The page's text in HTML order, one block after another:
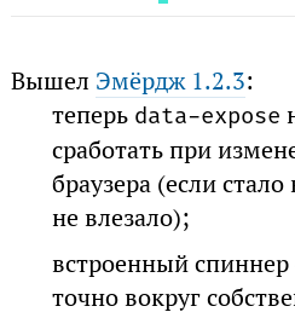
Вышел Эмёрдж 1.2.3:
теперь data-expose
сработать при
браузера (если стало
не влезало);
встроенный спиннер
точно вокруг